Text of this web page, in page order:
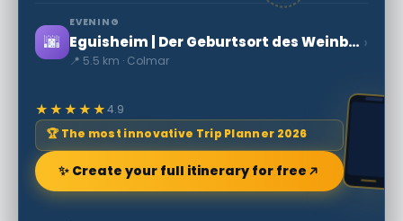
🌆
EVENING
Eguisheim | Der Geburtsort des Weinbaus im Elsass
📍 5.5 km · Colmar
›
★★★★★4.9
🏆 The most innovative Trip Planner 2026
✨ Create your full itinerary for free